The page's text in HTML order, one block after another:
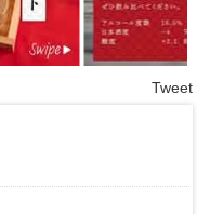
Tweet